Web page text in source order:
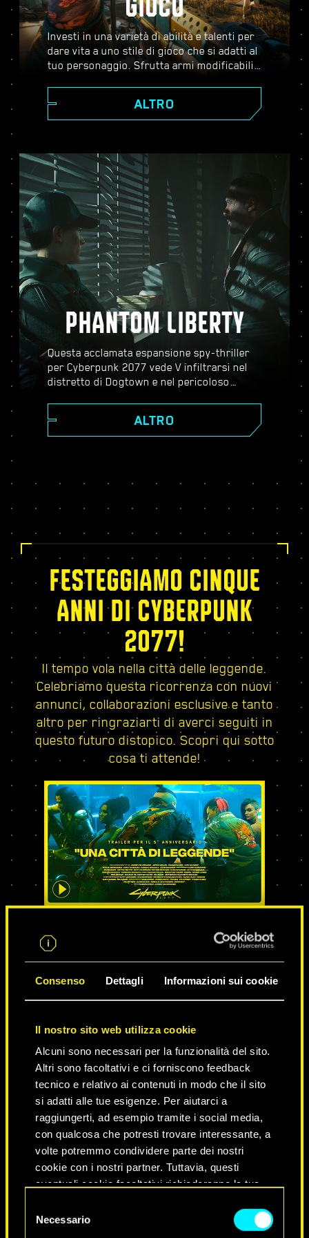
Consenso Dettagli Informazioni sui cookie
Il nostro sito web utilizza cookie
Alcuni sono necessari per la funzionalità del sito.
Altri sono facoltativi e ci forniscono feedback
tecnico e relativo ai contenuti in modo che il sito
si adatti alle tue esigenze. Per aiutarci a
raggiungerti, ad esempio tramite i social media,
con qualcosa che potresti trovare interessante, a
volte potremmo condividere parte dei nostri
cookie con i nostri partner. Tuttavia, questi
eventuali cookie facoltativi richiederanno la tua
Tutti i dettagli su come utilizziamo i cookie e su
delNecessario
GIOCO
Investi in una varietà di abilità e talenti per
dare vita a uno stile di gioco che si adatti al
tuo personaggio. Sfrutta armi modificabili,
Affronta combattimenti ad armi spianate,
abbatti i nemici dalla distanza o infiltrati
vista.
ALTRO
PHANTOM LIBERTY
Questa acclamata espansione spy-thriller
per Cyberpunk 2077 vede V infiltrarsi nel
distretto di Dogtown e nel pericoloso
di colpi di scena, evoluzioni inaspettate e
decisioni critiche; potenziati con l'albero
emozionanti incarichi e molto altro!
ALTRO
FESTEGGIAMO CINQUE
ANNI DI CYBERPUNK
2077!
Il tempo vola nella città delle leggende.
Celebriamo questa ricorrenza con nuovi
annunci, collaborazioni esclusive e tanto
altro per ringraziarti di averci seguiti in
questo futuro distopico. Scopri qui sotto
cosa ti attende!
NEVER FADE AWAY